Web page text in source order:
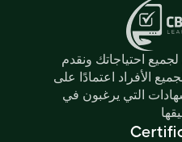
احتياجاتك ونقدم
الأفراد اعتمادًا على
التي يرغبون في